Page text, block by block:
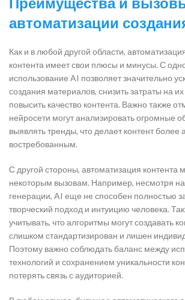
автоматизации
Как и в любой другой области,
контента имеет свои плюсы и минусы. С
использование AI позволяет значительно
создания материалов, снизить затраты на
повысить качество контента. Важно также
нейросети могут анализировать огромные
выявлять тренды, что делает контент более
востребованным.
С другой стороны, автоматизация контента
некоторым вызовам. Например, несмотря на
генерации, AI еще не способен полностью
творческий подход и интуицию человека.
учитывать, что алгоритмы могут создавать
слишком стандартизирован и лишен
Поэтому важно соблюдать баланс между
технологий и сохранением уникальности
потерять связь с аудиторией.